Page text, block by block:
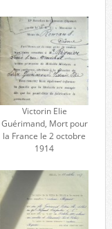
Victorin Elie
Guérimand, Mort pour
la France le 2 octobre
1914